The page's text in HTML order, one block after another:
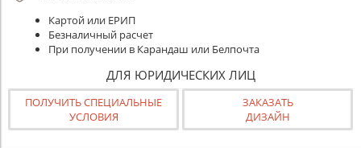
Картой или ЕРИП
Безналичный расчет
При получении в Карандаш или Белпочта
ДЛЯ ЮРИДИЧЕСКИХ ЛИЦ
ПОЛУЧИТЬ СПЕЦИАЛЬНЫЕ
УСЛОВИЯ
ЗАКАЗАТЬ
ДИЗАЙН